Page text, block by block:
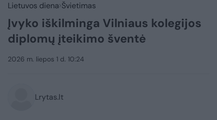
Lietuvos diena Švietimas
Įvyko iškilminga Vilniaus kolegijos
diplomų įteikimo šventė
2026 m. liepos 1 d. 10:24
Lrytas.lt